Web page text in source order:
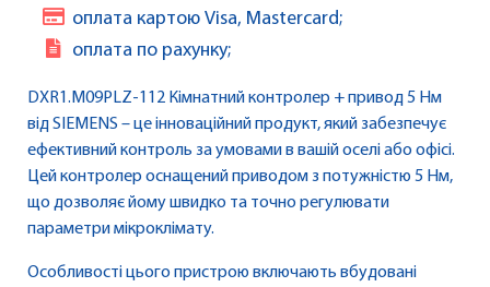
оплата картою Visa, Mastercard;
оплата по рахунку;
DXR1.M09PLZ-112 Кімнатний контролер + привод 5 Нм
від SIEMENS – це інноваційний продукт, який забезпечує
ефективний контроль за умовами в вашій оселі або офісі.
Цей контролер оснащений приводом з потужністю 5 Нм,
що дозволяє йому швидко та точно регулювати
параметри мікроклімату.
Особливості цього пристрою включають вбудовані